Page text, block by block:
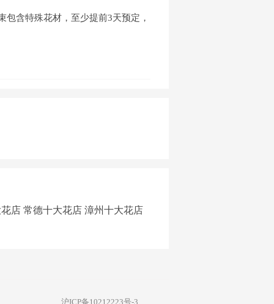
含特殊花材，至少提前3天预定，
店 常德十大花店 漳州十大花店
沪ICP备10212223号-3